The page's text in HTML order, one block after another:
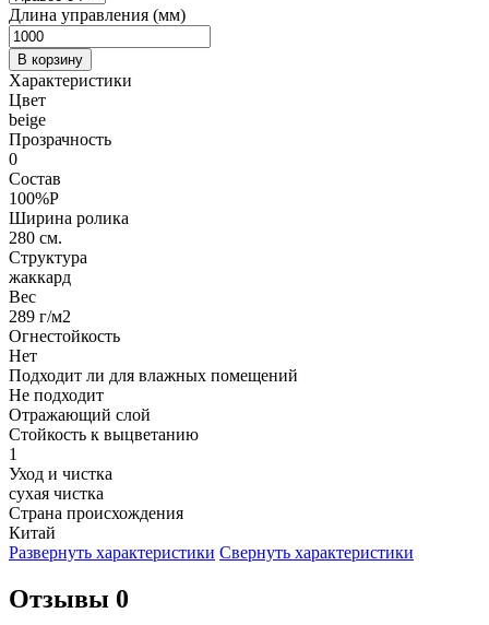
Длина управления (мм)
В корзину
Характеристики
Цвет
beige
Прозрачность
0
Состав
100%P
Ширина ролика
280 см.
Структура
жаккард
Вес
289 г/м2
Огнестойкость
Нет
Подходит ли для влажных помещений
Не подходит
Отражающий слой
Стойкость к выцветанию
1
Уход и чистка
сухая чистка
Страна происхождения
Китай
Развернуть характеристики Свернуть характеристики
Отзывы 0